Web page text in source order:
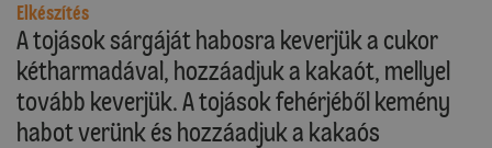
Elkészítés
A tojások sárgáját habosra keverjük a cukor
kétharmadával, hozzáadjuk a kakaót, mellyel
tovább keverjük. A tojások fehérjéből kemény
habot verünk és hozzáadjuk a kakaós